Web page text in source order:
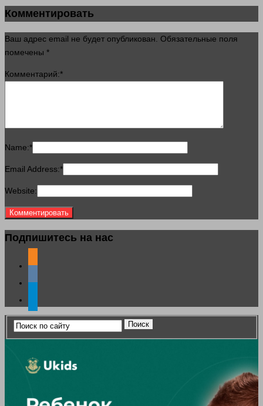
Комментировать
Ваш адрес email не будет опубликован. Обязательные поля
помечены *
Комментарий:*
Name:*
Email Address:*
Website:
Подпишитесь на нас